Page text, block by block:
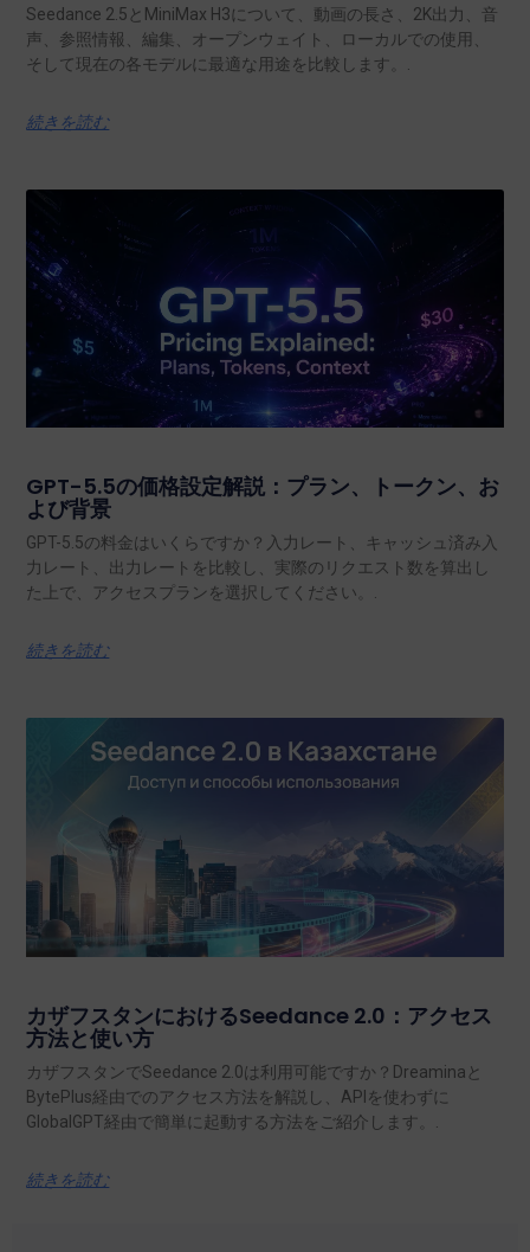
Seedance 2.5とMiniMax H3について、動画の長さ、2K出力、音
声、参照情報、編集、オープンウェイト、ローカルでの使用、
そして現在の各モデルに最適な用途を比較します。.
続きを読む
GPT-5.5の価格設定解説：プラン、トークン、お
よび背景
GPT-5.5の料金はいくらですか？入力レート、キャッシュ済み入
力レート、出力レートを比較し、実際のリクエスト数を算出し
た上で、アクセスプランを選択してください。.
続きを読む
カザフスタンにおけるSeedance 2.0：アクセス
方法と使い方
カザフスタンでSeedance 2.0は利用可能ですか？Dreaminaと
BytePlus経由でのアクセス方法を解説し、APIを使わずに
GlobalGPT経由で簡単に起動する方法をご紹介します。.
続きを読む